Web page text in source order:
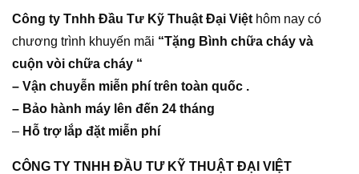
Công ty Tnhh Đầu Tư Kỹ Thuật Đại Việt hôm nay có
chương trình khuyến mãi “Tặng Bình chữa cháy và
cuộn vòi chữa cháy “
– Vận chuyễn miễn phí trên toàn quốc .
– Bảo hành máy lên đến 24 tháng
– Hỗ trợ lắp đặt miễn phí
CÔNG TY TNHH ĐẦU TƯ KỸ THUẬT ĐẠI VIỆT